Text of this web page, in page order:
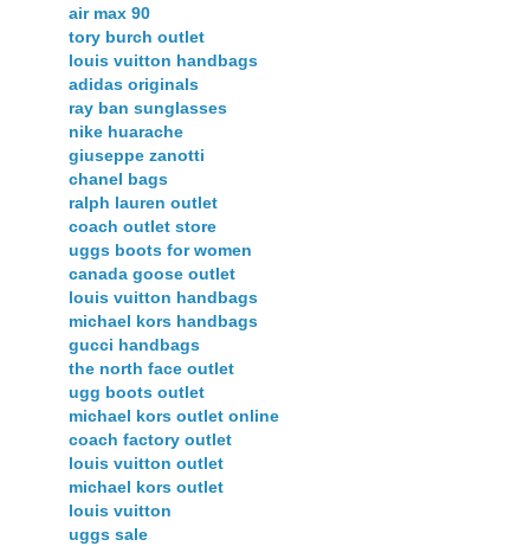
air max 90
tory burch outlet
louis vuitton handbags
adidas originals
ray ban sunglasses
nike huarache
giuseppe zanotti
chanel bags
ralph lauren outlet
coach outlet store
uggs boots for women
canada goose outlet
louis vuitton handbags
michael kors handbags
gucci handbags
the north face outlet
ugg boots outlet
michael kors outlet online
coach factory outlet
louis vuitton outlet
michael kors outlet
louis vuitton
uggs sale